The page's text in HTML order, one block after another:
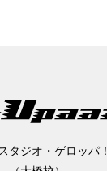
タジオ・ゲロッパ！